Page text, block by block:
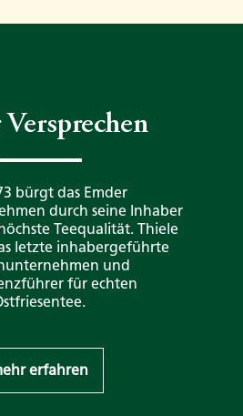
Versprechen
bürgt das Emder
durch seine Inhaber
Teequalität. Thiele
letzte inhabergeführte
und
für echten
erfahren